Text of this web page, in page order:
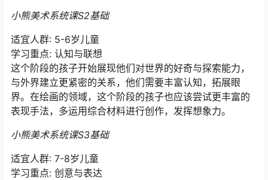
小熊美术系统课S2基础
适宜人群: 5-6岁儿童
学习重点: 认知与联想
这个阶段的孩子开始展现他们对世界的好奇与探索能力，
与外界建立更紧密的关系，他们需要丰富认知，拓展眼
界。在绘画的领域，这个阶段的孩子也应该尝试更丰富的
表现手法，多运用综合材料进行创作，发挥想象力。
小熊美术系统课S3基础
适宜人群: 7-8岁儿童
学习重点: 创意与表达